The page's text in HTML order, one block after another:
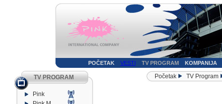
POČETAK VESTI TV PROGRAM KOMPANIJA
TV PROGRAM
Pink
Početak TV Program